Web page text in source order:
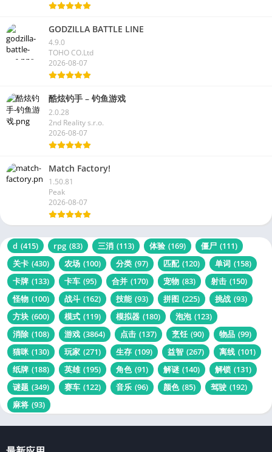
GODZILLA BATTLE LINE
4.9.0
TOHO CO.Ltd
2026-08-07
酷炫钓手 – 钓鱼游戏
2.0.28
2nd Reality s.r.o.
2026-08-07
Match Factory!
1.50.81
Peak
2026-08-07
d (415) rpg (83) 三消 (113) 体验 (169) 僵尸 (111)
关卡 (430) 农场 (100) 分类 (97) 匹配 (120) 单词 (158)
卡牌 (133) 卡车 (95) 合并 (170) 宠物 (83) 射击 (150)
怪物 (100) 战斗 (162) 技能 (93) 拼图 (225) 挑战 (93)
方块 (600) 模式 (119) 模拟器 (180) 泡泡 (123)
消除 (108) 游戏 (3864) 点击 (137) 烹饪 (90) 物品 (99)
猫咪 (130) 玩家 (271) 生存 (109) 益智 (267) 离线 (101)
纸牌 (188) 英雄 (195) 角色 (91) 解谜 (140) 解锁 (131)
谜题 (349) 赛车 (122) 音乐 (96) 颜色 (85) 驾驶 (192)
麻将 (93)